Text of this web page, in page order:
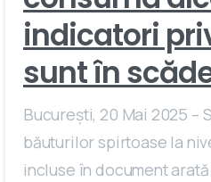
indicatori
sunt în
București, 20 Mai 2025 –
băuturilor spirtoase la
incluse în document